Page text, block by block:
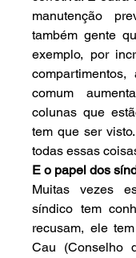
manutenção
também gente
exemplo, por
comum
colunas que
tem que ser
todas essas
E o papel dos
Muitas vezes
síndico tem
recusam, ele
Cau (Conselho